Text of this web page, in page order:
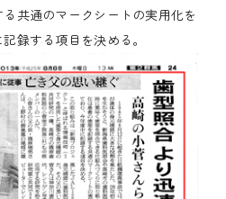
共通のマークシートの実用化を
録する項目を決める。